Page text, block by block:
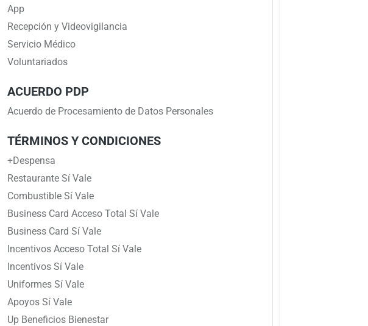
App
Recepción y Videovigilancia
Servicio Médico
Voluntariados
ACUERDO PDP
Acuerdo de Procesamiento de Datos Personales
TÉRMINOS Y CONDICIONES
+Despensa
Restaurante Sí Vale
Combustible Sí Vale
Business Card Acceso Total Sí Vale
Business Card Sí Vale
Incentivos Acceso Total Sí Vale
Incentivos Sí Vale
Uniformes Sí Vale
Apoyos Sí Vale
Up Beneficios Bienestar